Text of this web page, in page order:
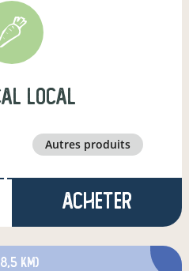
local
autres produits
Acheter
km)